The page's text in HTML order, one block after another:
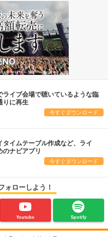
ライブ会場で聴いているような臨
りに再生
今すぐダウンロード
タイムテーブル作成など、ライ
のナビアプリ
今すぐダウンロード
ォローしよう！
Youtube Spotify